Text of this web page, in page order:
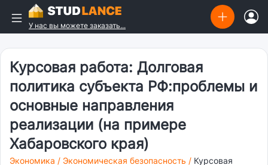
У нас вы можете заказать...
Курсовая работа: Долговая
политика субъекта РФ:проблемы и
основные направления
реализации (на примере
Хабаровского края)
Экономика / Экономическая безопасность / Курсовая